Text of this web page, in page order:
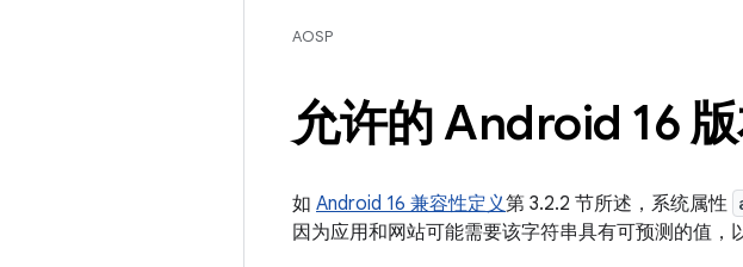
AOSP
允许的 Android 16
如 Android 16 兼容性定义第 3.2.2 节所述，系统属性
因为应用和网站可能需要该字符串具有可预测的值，